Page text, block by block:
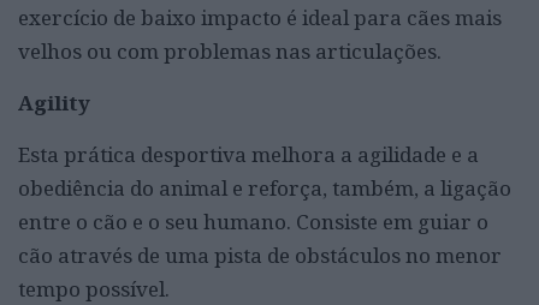
exercício de baixo impacto é ideal para cães mais
velhos ou com problemas nas articulações.
Agility
Esta prática desportiva melhora a agilidade e a
obediência do animal e reforça, também, a ligação
entre o cão e o seu humano. Consiste em guiar o
cão através de uma pista de obstáculos no menor
tempo possível.